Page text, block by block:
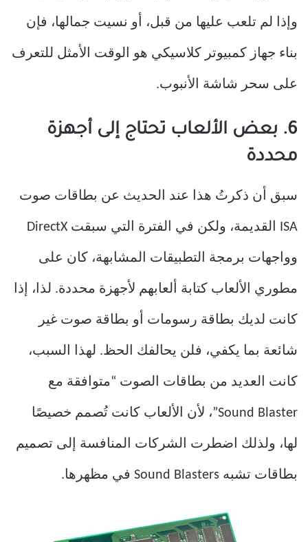
وإذا لم تلعب عليها من قبل، أو نسيت جمالها، فإن
بناء جهاز كمبيوتر كلاسيكي هو الوقت الأمثل للتعرف
على سحر شاشة الأنبوب.
6. بعض الألعاب تحتاج إلى أجهزة
محددة
سبق أن ذكرتُ هذا عند الحديث عن بطاقات صوت
ISA القديمة، ولكن في الفترة التي سبقت DirectX
وواجهات برمجة التطبيقات المشابهة، كان على
مطوري الألعاب كتابة ألعابهم لأجهزة محددة. لذا، إذا
كانت لديك بطاقة رسومات أو بطاقة صوت غير
شائعة بما يكفي، فلن يحالفك الحظ. لهذا السبب،
كانت العديد من بطاقات الصوت “متوافقة مع
Sound Blaster”، لأن الألعاب كانت تُصمم خصيصًا
لها، ولذلك اضطرت الشركات المنافسة إلى تصميم
بطاقات تشبه Sound Blasters في مظهرها.